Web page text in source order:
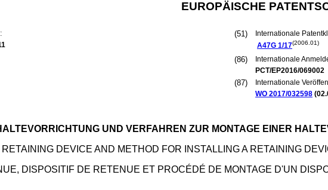
EUROPÄISCHE
(51)
Internationale
A47G 1/17(2006.01)
(86)
Internationale
PCT/EP2016/069002
(87)
Internationale
WO 2017/032598 (
UND VERFAHREN ZUR MONTAGE EINER
RETAINING DEVICE AND METHOD FOR INSTALLING A RETAINING
DISPOSITIF DE RETENUE ET PROCÉDÉ DE MONTAGE D'UN